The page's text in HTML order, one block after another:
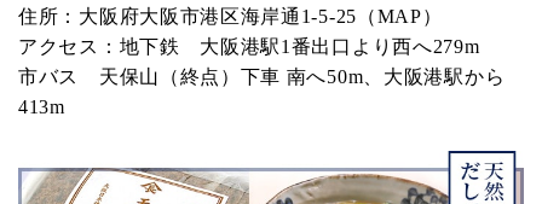
住所：大阪府大阪市港区海岸通1-5-25（MAP）
アクセス：地下鉄 大阪港駅1番出口より西へ279m
市バス 天保山（終点）下車 南へ50m、大阪港駅から
413m